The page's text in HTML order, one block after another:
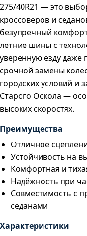
275/40R21 — это
кроссоверов и
безупречный
летние шины с
уверенную езду даже
срочной замены
городских условий и
Старого Оскола —
высоких скоростях.
Преимущества
Отличное
Устойчивость на
Комфортная и
Надёжность при
Совместимость с
седанами
Характеристики